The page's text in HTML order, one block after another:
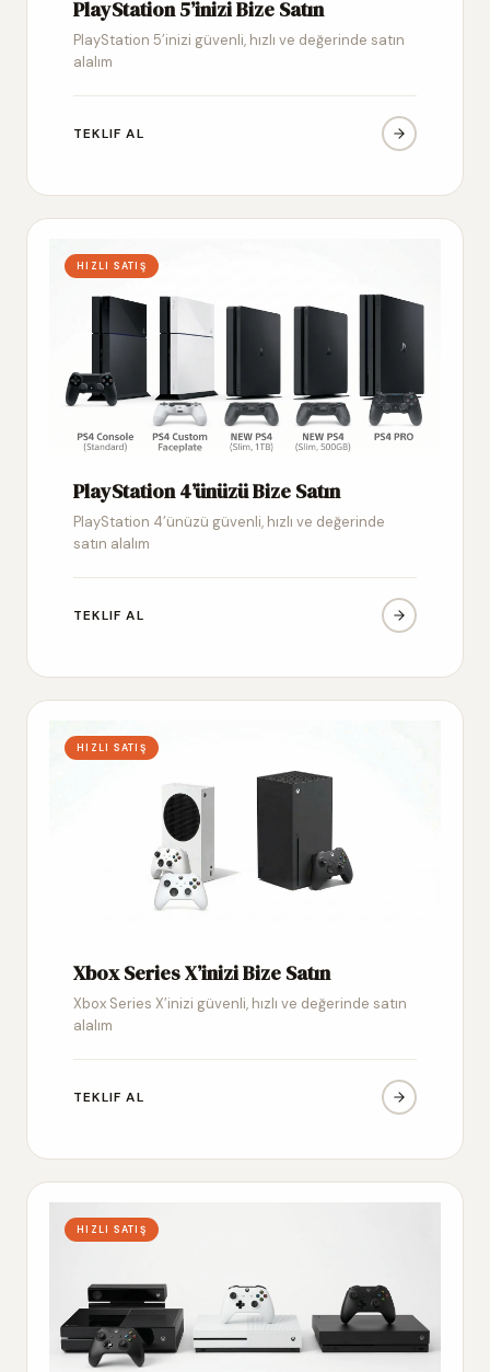
PlayStation 5’inizi Bize Satın
PlayStation 5’inizi güvenli, hızlı ve değerinde satın
alalım
TEKLIF AL
HIZLI SATIŞ
PlayStation 4’ünüzü Bize Satın
PlayStation 4’ünüzü güvenli, hızlı ve değerinde
satın alalım
TEKLIF AL
HIZLI SATIŞ
Xbox Series X’inizi Bize Satın
Xbox Series X’inizi güvenli, hızlı ve değerinde satın
alalım
TEKLIF AL
HIZLI SATIŞ